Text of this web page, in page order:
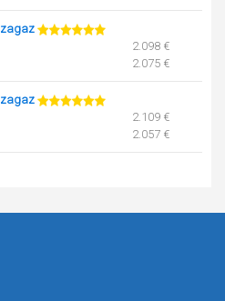
zagaz
2.098 €
2.075 €
zagaz
2.109 €
2.057 €